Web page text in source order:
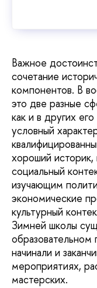
Важное
сочетание
компонентов. В
это две разные
как и в других
условный
хороший
социальный
изучающим
экономические
культурный
Зимней школы
образовательном
начинали и
мероприятиях,
мастерских.